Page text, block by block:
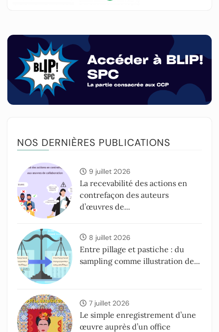
NOS DERNIÈRES PUBLICATIONS
9 juillet 2026
La recevabilité des actions en
contrefaçon des auteurs
d’œuvres de...
8 juillet 2026
Entre pillage et pastiche : du
sampling comme illustration de...
7 juillet 2026
Le simple enregistrement d’une
œuvre auprès d’un office